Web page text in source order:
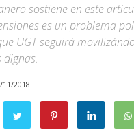
sostiene en este
es un problema
UGT seguirá
11/2018